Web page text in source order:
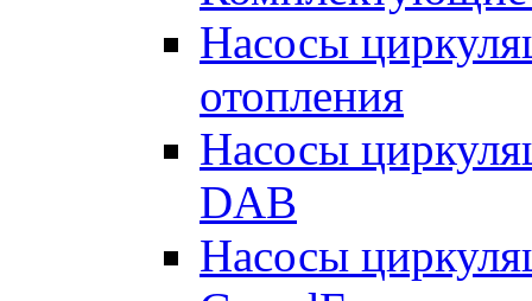
Насосы
отопления
Насосы
DAB
Насосы